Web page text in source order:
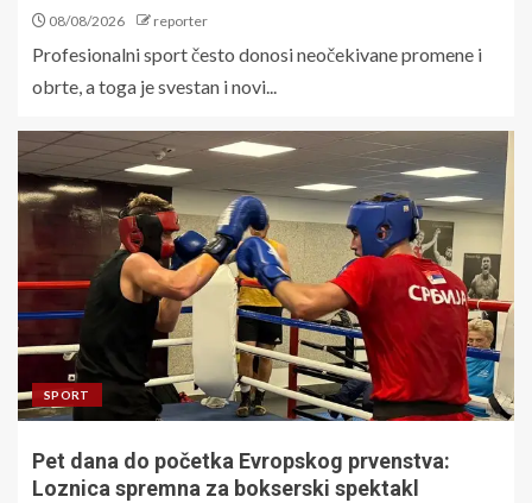
08/08/2026 reporter
Profesionalni sport često donosi neočekivane promene i
obrte, a toga je svestan i novi...
SPORT
Pet dana do početka Evropskog prvenstva:
Loznica spremna za bokserski spektakl